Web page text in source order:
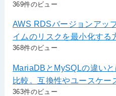
369件のビュー
AWS RDSバージョンアッ
イムのリスクを最小化する
368件のビュー
MariaDBとMySQLの違い
比較。互換性やユースケー
363件のビュー